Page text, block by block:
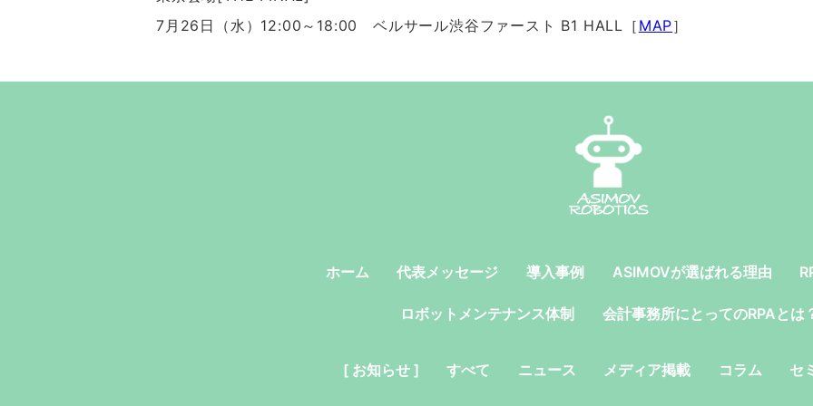
7月26日（水）12:00～18:00 ベルサール渋谷ファースト B1 HALL［ MAP］
ホーム 代表メッセージ 導入事例 ASIMOVが選ばれる理由
ロボットメンテナンス体制 会計事務所にとってのRPAとは
[ お知らせ ] すべて ニュース メディア掲載 コラム セ